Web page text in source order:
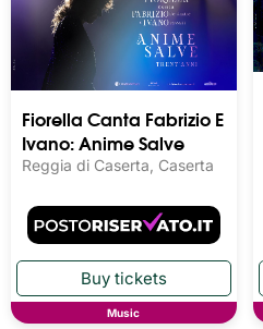
Fiorella Canta Fabrizio E
Ivano: Anime Salve
Reggia di Caserta, Caserta
Music